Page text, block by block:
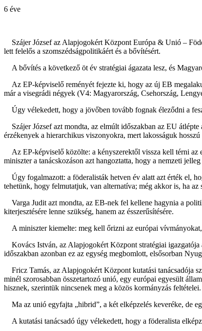
6 éve
Szájer József az Alapjogokért Központ Európa & Unió –
lett felelős a szomszédságpolitikáért és a bővítésért.
A bővítés a következő öt év stratégiai ágazata lesz, és
Az EP-képviselő reményét fejezte ki, hogy az új EB
már a visegrádi négyek (V4: Magyarország, Csehország,
Úgy vélekedett, hogy a jövőben tovább fognak éleződni a
Szájer József azt mondta, az elmúlt időszakban az EU
érzékenyek a hierarchikus viszonyokra, mert lakosságuk
Az EP-képviselő közölte: a kényszerektől vissza kell térni az
miniszter a tanácskozáson azt hangoztatta, hogy a nemzeti
Úgy fogalmazott: a föderalisták hetven év alatt azt érték el,
tehetünk, hogy felmutatjuk, van alternatíva; még akkor is, ha az
Varga Judit azt mondta, az EB-nek fel kellene hagynia a
kiterjesztésére lenne szükség, hanem az ésszerűsítésére.
A miniszter kiemelte: meg kell őrizni az európai
Kovács István, az Alapjogokért Központ stratégiai igazgatója
időszakban azonban ez az egység megbomlott, elsősorban
Fricz Tamás, az Alapjogokért Központ kutatási tanácsadója
minél szorosabban összetartozó unió, egy európai egyesült
hisznek, szerintük nincsenek meg a közös kormányzás feltételei.
Ma az unió egyfajta „hibrid”, a két elképzelés keveréke, de
A kutatási tanácsadó úgy vélekedett, hogy a föderalista